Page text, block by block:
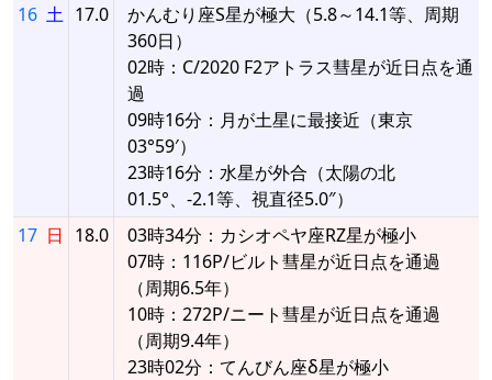
16 土 17.0
かんむり座S星が極大（5.8～14.1等、周期
360日）
02時：C/2020 F2アトラス彗星が近日点を通
過
09時16分：月が土星に最接近（東京
03°59′）
23時16分：水星が外合（太陽の北
01.5°、-2.1等、視直径5.0″）
17 日 18.0
03時34分：カシオペヤ座RZ星が極小
07時：116P/ビルト彗星が近日点を通過
（周期6.5年）
10時：272P/ニート彗星が近日点を通過
（周期9.4年）
23時02分：てんびん座δ星が極小